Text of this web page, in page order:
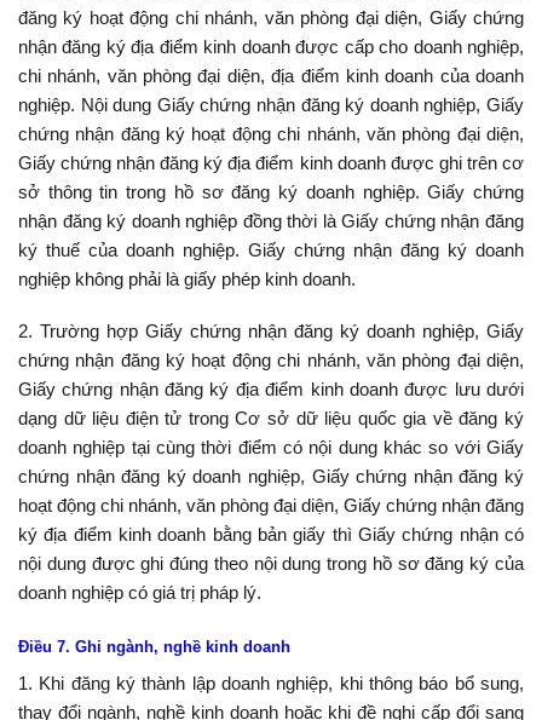
đăng ký hoạt động chi nhánh, văn phòng đại diện, Giấy chứng
nhận đăng ký địa điểm kinh doanh được cấp cho doanh nghiệp,
chi nhánh, văn phòng đại diện, địa điểm kinh doanh của doanh
nghiệp. Nội dung Giấy chứng nhận đăng ký doanh nghiệp, Giấy
chứng nhận đăng ký hoạt động chi nhánh, văn phòng đại diện,
Giấy chứng nhận đăng ký địa điểm kinh doanh được ghi trên cơ
sở thông tin trong hồ sơ đăng ký doanh nghiệp. Giấy chứng
nhận đăng ký doanh nghiệp đồng thời là Giấy chứng nhận đăng
ký thuế của doanh nghiệp. Giấy chứng nhận đăng ký doanh
nghiệp không phải là giấy phép kinh doanh.
2. Trường hợp Giấy chứng nhận đăng ký doanh nghiệp, Giấy
chứng nhận đăng ký hoạt động chi nhánh, văn phòng đại diện,
Giấy chứng nhận đăng ký địa điểm kinh doanh được lưu dưới
dạng dữ liệu điện tử trong Cơ sở dữ liệu quốc gia về đăng ký
doanh nghiệp tại cùng thời điểm có nội dung khác so với Giấy
chứng nhận đăng ký doanh nghiệp, Giấy chứng nhận đăng ký
hoạt động chi nhánh, văn phòng đại diện, Giấy chứng nhận đăng
ký địa điểm kinh doanh bằng bản giấy thì Giấy chứng nhận có
nội dung được ghi đúng theo nội dung trong hồ sơ đăng ký của
doanh nghiệp có giá trị pháp lý.
Điều 7. Ghi ngành, nghề kinh doanh
1. Khi đăng ký thành lập doanh nghiệp, khi thông báo bổ sung,
thay đổi ngành, nghề kinh doanh hoặc khi đề nghị cấp đổi sang